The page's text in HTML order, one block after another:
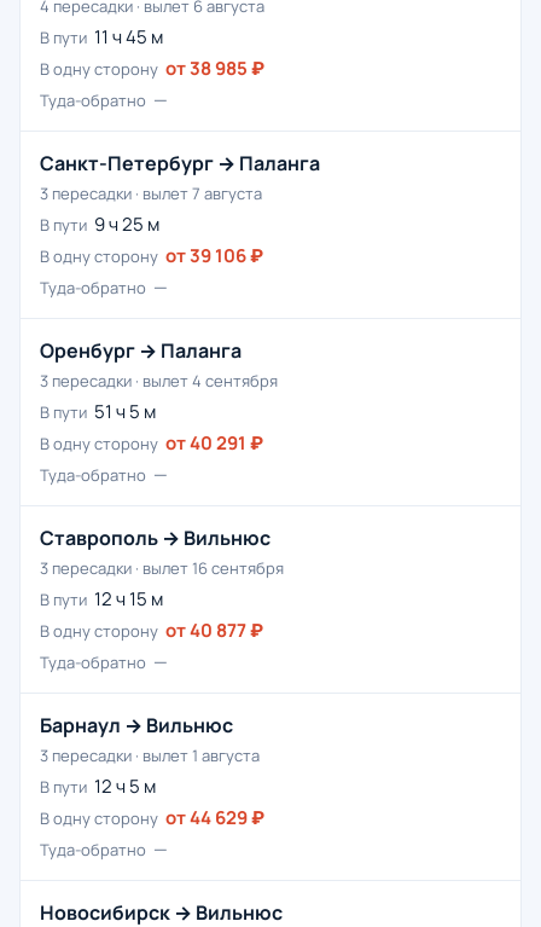
4 пересадки · вылет 6 августа
В пути 11 ч 45 м
В одну сторону от 38 985 ₽
Туда-обратно —
Санкт-Петербург → Паланга
3 пересадки · вылет 7 августа
В пути 9 ч 25 м
В одну сторону от 39 106 ₽
Туда-обратно —
Оренбург → Паланга
3 пересадки · вылет 4 сентября
В пути 51 ч 5 м
В одну сторону от 40 291 ₽
Туда-обратно —
Ставрополь → Вильнюс
3 пересадки · вылет 16 сентября
В пути 12 ч 15 м
В одну сторону от 40 877 ₽
Туда-обратно —
Барнаул → Вильнюс
3 пересадки · вылет 1 августа
В пути 12 ч 5 м
В одну сторону от 44 629 ₽
Туда-обратно —
Новосибирск → Вильнюс